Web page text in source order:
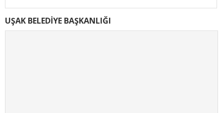
UŞAK BELEDİYE BAŞKANLIĞI